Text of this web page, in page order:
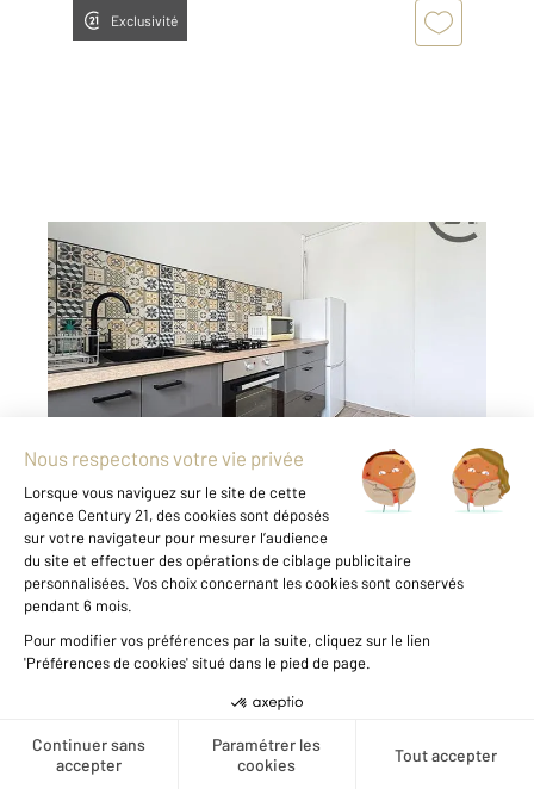
Créer une alerte
Exclusivité
TROYES 10
39,44 m2, 2 pièces
Ref : 72185
Appartement F2 à louer
565 €
par mois charges comprises
Proche école à Troyes, découvrez cet
appartement de 2 pièces aux proportions
idéales pour un séjour confortable. Avec une
surface habitable de 40 mètres carrés, ce
logement offre une répartition parfaite de
l'espace, comprenant une entrée, un séjour,
une ...
Voir le détail du bien